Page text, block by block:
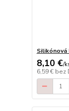
Silikónová
8,10 €/
6,59 € bez